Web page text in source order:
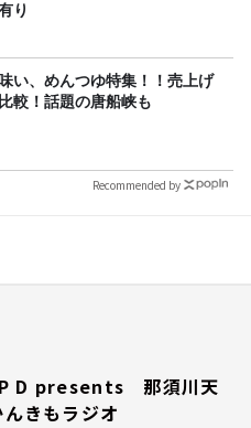
り
い、めんつゆ特集！！売上げ
較！話題の唐船峡も
Recommended by
D presents 那須川天
きもラジオ